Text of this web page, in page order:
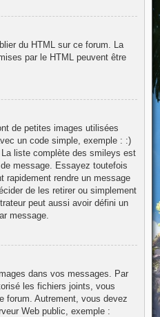
du HTML sur ce forum. La
par le HTML peuvent être
de petites images utilisées
un code simple, exemple : :)
liste complète des smileys est
message. Essayez toutefois
rapidement rendre un message
de les retirer ou simplement
peut aussi avoir défini un
message.
dans vos messages. Par
les fichiers joints, vous
forum. Autrement, vous devez
Web public, exemple :